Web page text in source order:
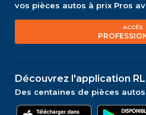
vos pièces autos à prix Pros
ACCÈS
Découvrez l'application
Des centaines de pièces